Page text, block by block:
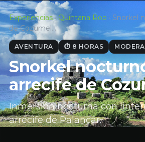
Experiencias · Quintana Roo · Snorkel
de Cozumel…
AVENTURA ⏱ 8 HORAS
Snorkel
arrecife de
Inmersión nocturna con
arrecife de Palancar.